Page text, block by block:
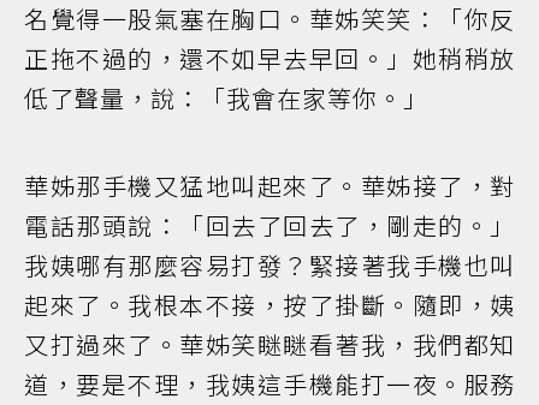
名覺得一股氣塞在胸口。華姊笑笑：「你反
正拖不過的，還不如早去早回。」她稍稍放
低了聲量，說：「我會在家等你。」
華姊那手機又猛地叫起來了。華姊接了，對
電話那頭說：「回去了回去了，剛走的。」
我姨哪有那麼容易打發？緊接著我手機也叫
起來了。我根本不接，按了掛斷。隨即，姨
又打過來了。華姊笑瞇瞇看著我，我們都知
道，要是不理，我姨這手機能打一夜。服務